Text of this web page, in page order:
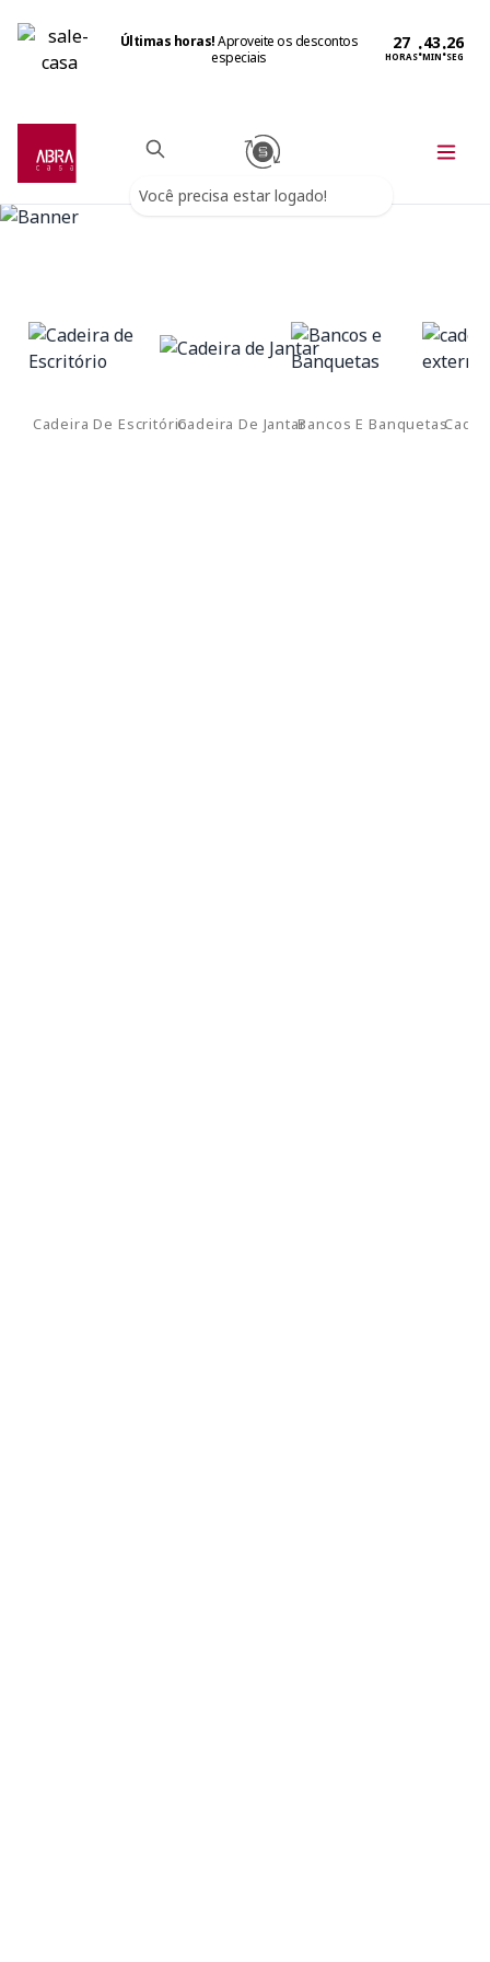
Últimas horas!Aproveite os descontos
especiais
HORAS:MIN:SEG
Você precisa estar logado!
Cadeira De EscritórioCadeira De JantarBancos E Banquetas